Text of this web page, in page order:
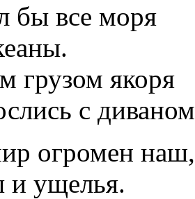
бы все моря
грузом якоря
с
огромен наш,
и ущелья.